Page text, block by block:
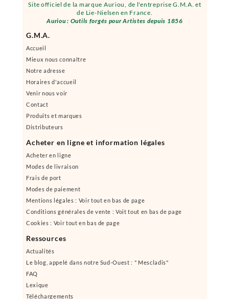
Site officiel de la marque Auriou, de l'entreprise G.M.A. et
de Lie-Nielsen en France.
Auriou : Outils forgés pour Artistes depuis 1856
G.M.A.
Accueil
Mieux nous connaître
Notre adresse
Horaires d'accueil
Venir nous voir
Contact
Produits et marques
Distributeurs
Acheter en ligne et information légales
Acheter en ligne
Modes de livraison
Frais de port
Modes de paiement
Mentions légales : Voir tout en bas de page
Conditions générales de vente : Voit tout en bas de page
Cookies : Voir tout en bas de page
Ressources
Actualités
Le blog, appelé dans notre Sud-Ouest : " Mescladis"
FAQ
Lexique
Téléchargements